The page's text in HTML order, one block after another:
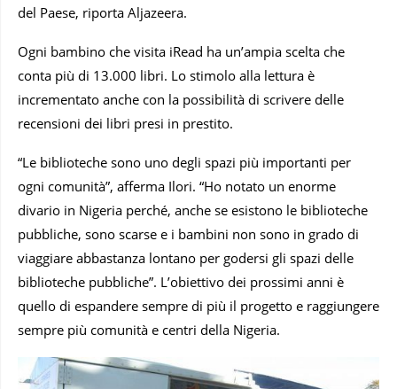
del Paese, riporta Aljazeera.
Ogni bambino che visita iRead ha un’ampia scelta che
conta più di 13.000 libri. Lo stimolo alla lettura è
incrementato anche con la possibilità di scrivere delle
recensioni dei libri presi in prestito.
“Le biblioteche sono uno degli spazi più importanti per
ogni comunità”, afferma Ilori. “Ho notato un enorme
divario in Nigeria perché, anche se esistono le biblioteche
pubbliche, sono scarse e i bambini non sono in grado di
viaggiare abbastanza lontano per godersi gli spazi delle
biblioteche pubbliche”. L’obiettivo dei prossimi anni è
quello di espandere sempre di più il progetto e raggiungere
sempre più comunità e centri della Nigeria.